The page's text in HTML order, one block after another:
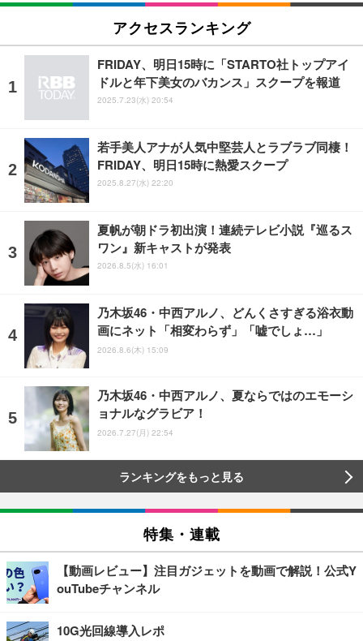
アクセスランキング
FRIDAY、明日15時に「STARTO社トップアイ
ドルと年下美女のバカンス」スクープを報道
2025.7.23(水) 20:54
若手美人アナが人気中堅芸人とラブラブ同棲！
FRIDAY、明日15時に熱愛スクープ
2025.8.27(水) 22:20
夏帆が朝ドラ初出演！連続テレビ小説『巡るス
ワン』新キャストが発表
2026.8.5(水) 16:01
乃木坂46・中西アルノ、どんくさすぎる浴衣動
画にネット「相変わらず」「嘘でしょ…」
2026.8.6(木) 15:09
乃木坂46・中西アルノ、夏ならではのエモーシ
ョナルなグラビア！
2026.7.27(月) 22:54
ランキングをもっと見る
特集・連載
【動画レビュー】注目ガジェットを動画で解説！公式Y
ouTubeチャンネル
10G光回線導入レポ